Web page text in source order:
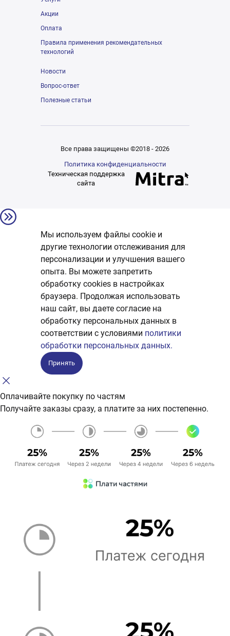
Акции
Оплата
Правила применения рекомендательных
технологий
Новости
Вопрос-ответ
Полезные статьи
Все права защищены ©2018 - 2026
Политика конфиденциальности
Техническая поддержка
сайта
Мы используем файлы cookie и
другие технологии отслеживания для
персонализации и улучшения вашего
опыта. Вы можете запретить
обработку сookies в настройках
браузера. Продолжая использовать
наш сайт, вы даете согласие на
обработку персональных данных в
соответствии с условиями политики
обработки персональных данных.
Принять
Оплачивайте покупку по частям
Получайте заказы сразу, а платите за них постепенно.